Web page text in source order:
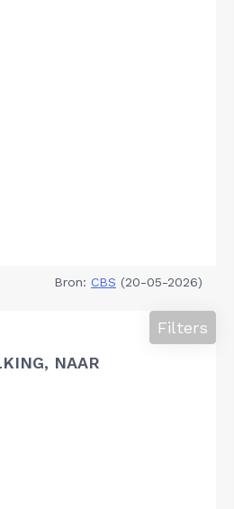
Bron: CBS (20-05-2026)
NAAR
Filters